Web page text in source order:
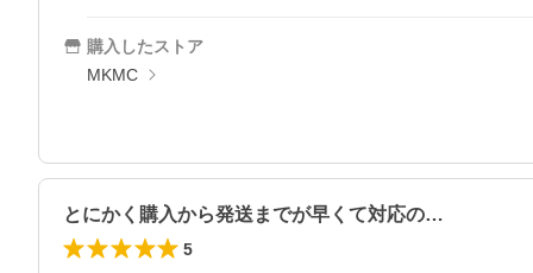
購入したストア
MKMC
とにかく購入から発送までが早くて対応の…
5